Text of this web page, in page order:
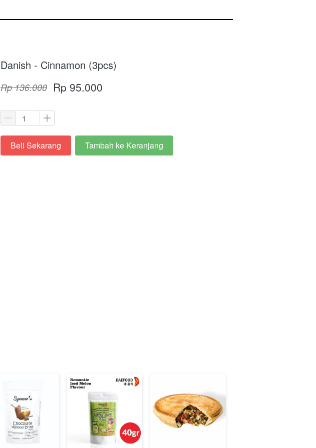
Danish - Cinnamon (3pcs)
Rp 136.000 Rp 95.000
`Beli Sekarang `
Tambah ke Keranjang